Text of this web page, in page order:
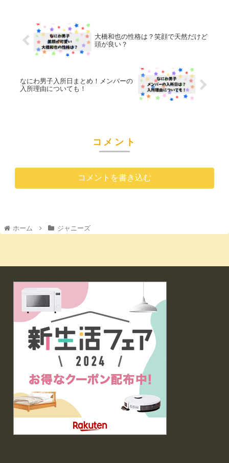
大橋和也の性格は？笑顔で天然だけど
頭が良い？
なにわ男子入所日まとめ！メンバーの
入所理由についても！
コメント
コメントを書き込む
ホーム ジャニーズ